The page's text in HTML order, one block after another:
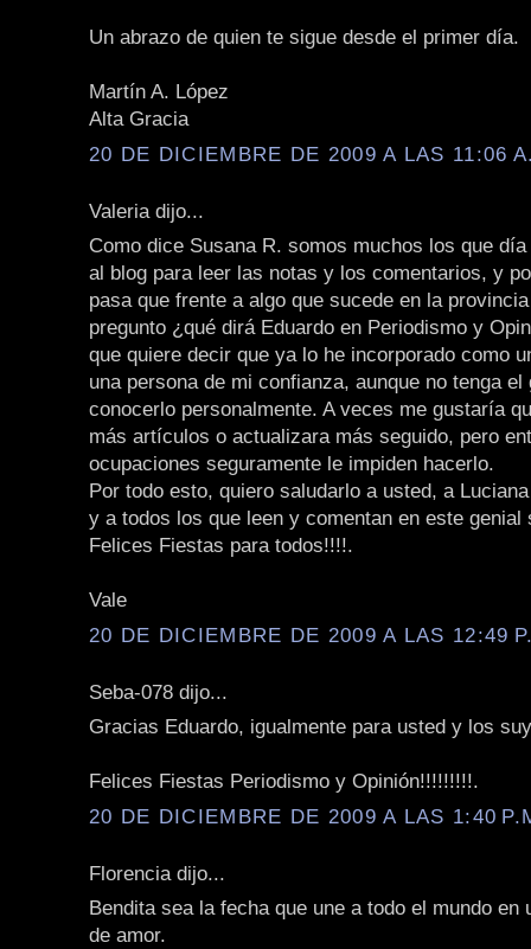
Un abrazo de quien te sigue desde el primer día.
Martín A. López
Alta Gracia
20 DE DICIEMBRE DE 2009 A LAS 11:06
Valeria dijo...
Como dice Susana R. somos muchos los que
al blog para leer las notas y los comentarios, y
pasa que frente a algo que sucede en la
pregunto ¿qué dirá Eduardo en Periodismo y
que quiere decir que ya lo he incorporado como
una persona de mi confianza, aunque no tenga el
conocerlo personalmente. A veces me gustaría
más artículos o actualizara más seguido, pero
ocupaciones seguramente le impiden hacerlo.
Por todo esto, quiero saludarlo a usted, a
y a todos los que leen y comentan en este genial
Felices Fiestas para todos!!!!.
Vale
20 DE DICIEMBRE DE 2009 A LAS 12:49
Seba-078 dijo...
Gracias Eduardo, igualmente para usted y los
Felices Fiestas Periodismo y Opinión!!!!!!!!!.
20 DE DICIEMBRE DE 2009 A LAS 1:40
Florencia dijo...
Bendita sea la fecha que une a todo el mundo en
de amor.